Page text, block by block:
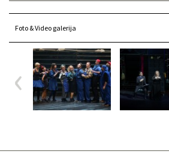
Foto & Video galerija